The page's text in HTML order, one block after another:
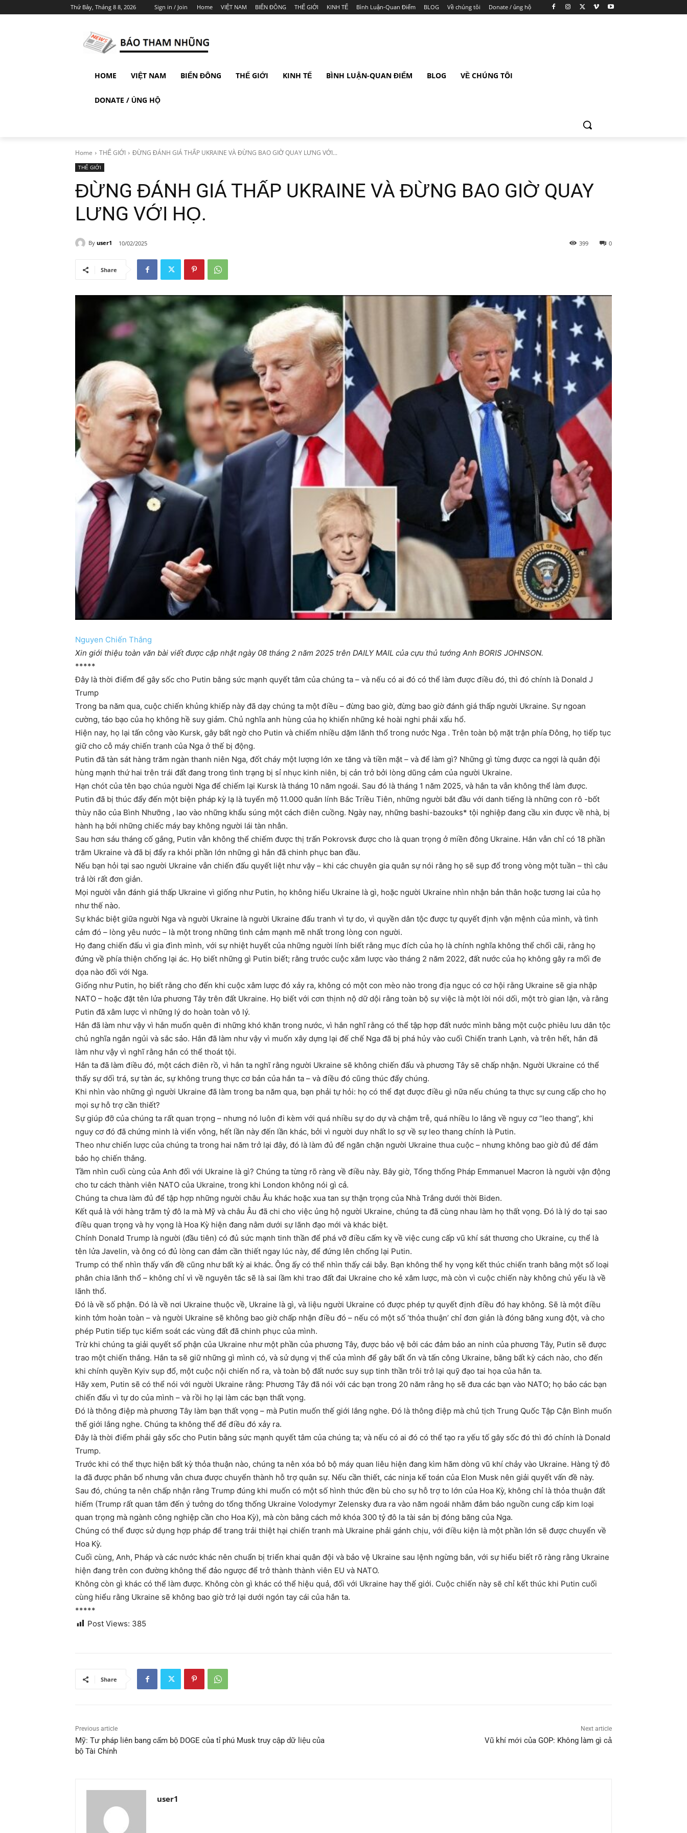
Thứ Bảy, Tháng 8 8, 2026 Sign in / Join Home VIỆT NAM BIỂN ĐÔNG THẾ GIỚI KINH TẾ Bình Luận-Quan Điểm BLOG Về chúng tôi Donate / ủng hộ
HOME VIỆT NAM BIỂN ĐÔNG THẾ GIỚI KINH TẾ BÌNH LUẬN-QUAN ĐIỂM BLOG VỀ CHÚNG TÔI
DONATE / ỦNG HỘ
Home THẾ GIỚI ĐỪNG ĐÁNH GIÁ THẤP UKRAINE VÀ ĐỪNG BAO GIỜ QUAY LƯNG VỚI...
THẾ GIỚI
ĐỪNG ĐÁNH GIÁ THẤP UKRAINE VÀ ĐỪNG BAO GIỜ QUAY
LƯNG VỚI HỌ.
By user1 10/02/2025 0
399
Share
Nguyen Chiến Thắng
Xin giới thiệu toàn văn bài viết được cập nhật ngày 08 tháng 2 năm 2025 trên DAILY MAIL của cựu thủ tướng Anh BORIS JOHNSON.
*****
Đây là thời điểm để gây sốc cho Putin bằng sức mạnh quyết tâm của chúng ta – và nếu có ai đó có thể làm được điều đó, thì đó chính là Donald J
Trump
Trong ba năm qua, cuộc chiến khủng khiếp này đã dạy chúng ta một điều – đừng bao giờ, đừng bao giờ đánh giá thấp người Ukraine. Sự ngoan
cường, táo bạo của họ không hề suy giảm. Chủ nghĩa anh hùng của họ khiến những kẻ hoài nghi phải xấu hổ.
Hiện nay, họ lại tấn công vào Kursk, gây bất ngờ cho Putin và chiếm nhiều dặm lãnh thổ trong nước Nga . Trên toàn bộ mặt trận phía Đông, họ tiếp tục
giữ cho cỗ máy chiến tranh của Nga ở thế bị động.
Putin đã tàn sát hàng trăm ngàn thanh niên Nga, đốt cháy một lượng lớn xe tăng và tiền mặt – và để làm gì? Những gì từng được ca ngợi là quân đội
hùng mạnh thứ hai trên trái đất đang trong tình trạng bị sỉ nhục kinh niên, bị cản trở bởi lòng dũng cảm của người Ukraine.
Hạn chót của tên bạo chúa người Nga để chiếm lại Kursk là tháng 10 năm ngoái. Sau đó là tháng 1 năm 2025, và hắn ta vẫn không thể làm được.
Putin đã bị thúc đẩy đến một biện pháp kỳ lạ là tuyển mộ 11.000 quân lính Bắc Triều Tiên, những người bắt đầu với danh tiếng là những con rô -bốt
thùy não của Bình Nhưỡng , lao vào những khẩu súng một cách điên cuồng. Ngày nay, những bashi-bazouks* tội nghiệp đang cầu xin được về nhà, bị
hành hạ bởi những chiếc máy bay không người lái tàn nhẫn.
Sau hơn sáu tháng cố gắng, Putin vẫn không thể chiếm được thị trấn Pokrovsk được cho là quan trọng ở miền đông Ukraine. Hắn vẫn chỉ có 18 phần
trăm Ukraine và đã bị đẩy ra khỏi phần lớn những gì hắn đã chinh phục ban đầu.
Nếu bạn hỏi tại sao người Ukraine vẫn chiến đấu quyết liệt như vậy – khi các chuyên gia quân sự nói rằng họ sẽ sụp đổ trong vòng một tuần – thì câu
trả lời rất đơn giản.
Mọi người vẫn đánh giá thấp Ukraine vì giống như Putin, họ không hiểu Ukraine là gì, hoặc người Ukraine nhìn nhận bản thân hoặc tương lai của họ
như thế nào.
Sự khác biệt giữa người Nga và người Ukraine là người Ukraine đấu tranh vì tự do, vì quyền dân tộc được tự quyết định vận mệnh của mình, và tình
cảm đó – lòng yêu nước – là một trong những tình cảm mạnh mẽ nhất trong lòng con người.
Họ đang chiến đấu vì gia đình mình, với sự nhiệt huyết của những người lính biết rằng mục đích của họ là chính nghĩa không thể chối cãi, rằng họ
đứng về phía thiện chống lại ác. Họ biết những gì Putin biết; rằng trước cuộc xâm lược vào tháng 2 năm 2022, đất nước của họ không gây ra mối đe
dọa nào đối với Nga.
Giống như Putin, họ biết rằng cho đến khi cuộc xâm lược đó xảy ra, không có một con mèo nào trong địa ngục có cơ hội rằng Ukraine sẽ gia nhập
NATO – hoặc đặt tên lửa phương Tây trên đất Ukraine. Họ biết với cơn thịnh nộ dữ dội rằng toàn bộ sự việc là một lời nói dối, một trò gian lận, và rằng
Putin đã xâm lược vì những lý do hoàn toàn vô lý.
Hắn đã làm như vậy vì hắn muốn quên đi những khó khăn trong nước, vì hắn nghĩ rằng có thể tập hợp đất nước mình bằng một cuộc phiêu lưu dân tộc
chủ nghĩa ngắn ngủi và sắc sảo. Hắn đã làm như vậy vì muốn xây dựng lại đế chế Nga đã bị phá hủy vào cuối Chiến tranh Lạnh, và trên hết, hắn đã
làm như vậy vì nghĩ rằng hắn có thể thoát tội.
Hắn ta đã làm điều đó, một cách điên rồ, vì hắn ta nghĩ rằng người Ukraine sẽ không chiến đấu và phương Tây sẽ chấp nhận. Người Ukraine có thể
thấy sự dối trá, sự tàn ác, sự không trung thực cơ bản của hắn ta – và điều đó cũng thúc đẩy chúng.
Khi nhìn vào những gì người Ukraine đã làm trong ba năm qua, bạn phải tự hỏi: họ có thể đạt được điều gì nữa nếu chúng ta thực sự cung cấp cho họ
mọi sự hỗ trợ cần thiết?
Sự giúp đỡ của chúng ta rất quan trọng – nhưng nó luôn đi kèm với quá nhiều sự do dự và chậm trễ, quá nhiều lo lắng về nguy cơ “leo thang”, khi
nguy cơ đó đã chứng minh là viển vông, hết lần này đến lần khác, bởi vì người duy nhất lo sợ về sự leo thang chính là Putin.
Theo như chiến lược của chúng ta trong hai năm trở lại đây, đó là làm đủ để ngăn chặn người Ukraine thua cuộc – nhưng không bao giờ đủ để đảm
bảo họ chiến thắng.
Tầm nhìn cuối cùng của Anh đối với Ukraine là gì? Chúng ta từng rõ ràng về điều này. Bây giờ, Tổng thống Pháp Emmanuel Macron là người vận động
cho tư cách thành viên NATO của Ukraine, trong khi London không nói gì cả.
Chúng ta chưa làm đủ để tập hợp những người châu Âu khác hoặc xua tan sự thận trọng của Nhà Trắng dưới thời Biden.
Kết quả là với hàng trăm tỷ đô la mà Mỹ và châu Âu đã chi cho việc ủng hộ người Ukraine, chúng ta đã cùng nhau làm họ thất vọng. Đó là lý do tại sao
điều quan trọng và hy vọng là Hoa Kỳ hiện đang nằm dưới sự lãnh đạo mới và khác biệt.
Chính Donald Trump là người (đầu tiên) có đủ sức mạnh tinh thần để phá vỡ điều cấm kỵ về việc cung cấp vũ khí sát thương cho Ukraine, cụ thể là
tên lửa Javelin, và ông có đủ lòng can đảm cần thiết ngay lúc này, để đứng lên chống lại Putin.
Trump có thể nhìn thấy vấn đề cũng như bất kỳ ai khác. Ông ấy có thể nhìn thấy cái bẫy. Bạn không thể hy vọng kết thúc chiến tranh bằng một số loại
phân chia lãnh thổ – không chỉ vì về nguyên tắc sẽ là sai lầm khi trao đất đai Ukraine cho kẻ xâm lược, mà còn vì cuộc chiến này không chủ yếu là về
lãnh thổ.
Đó là về số phận. Đó là về nơi Ukraine thuộc về, Ukraine là gì, và liệu người Ukraine có được phép tự quyết định điều đó hay không. Sẽ là một điều
kinh tởm hoàn toàn – và người Ukraine sẽ không bao giờ chấp nhận điều đó – nếu có một số ‘thỏa thuận’ chỉ đơn giản là đóng băng xung đột, và cho
phép Putin tiếp tục kiểm soát các vùng đất đã chinh phục của mình.
Trừ khi chúng ta giải quyết số phận của Ukraine như một phần của phương Tây, được bảo vệ bởi các đảm bảo an ninh của phương Tây, Putin sẽ được
trao một chiến thắng. Hắn ta sẽ giữ những gì mình có, và sử dụng vị thế của mình để gây bất ổn và tấn công Ukraine, bằng bất kỳ cách nào, cho đến
khi chính quyền Kyiv sụp đổ, một cuộc nội chiến nổ ra, và toàn bộ đất nước suy sụp tinh thần trôi trở lại quỹ đạo tai họa của hắn ta.
Hãy xem, Putin sẽ có thể nói với người Ukraine rằng: Phương Tây đã nói với các bạn trong 20 năm rằng họ sẽ đưa các bạn vào NATO; họ bảo các bạn
chiến đấu vì tự do của mình – và rồi họ lại làm các bạn thất vọng.
Đó là thông điệp mà phương Tây làm bạn thất vọng – mà Putin muốn thế giới lắng nghe. Đó là thông điệp mà chủ tịch Trung Quốc Tập Cận Bình muốn
thế giới lắng nghe. Chúng ta không thể để điều đó xảy ra.
Đây là thời điểm phải gây sốc cho Putin bằng sức mạnh quyết tâm của chúng ta; và nếu có ai đó có thể tạo ra yếu tố gây sốc đó thì đó chính là Donald
Trump.
Trước khi có thể thực hiện bất kỳ thỏa thuận nào, chúng ta nên xóa bỏ bộ máy quan liêu hiện đang kìm hãm dòng vũ khí chảy vào Ukraine. Hàng tỷ đô
la đã được phân bổ nhưng vẫn chưa được chuyển thành hỗ trợ quân sự. Nếu cần thiết, các ninja kế toán của Elon Musk nên giải quyết vấn đề này.
Sau đó, chúng ta nên chấp nhận rằng Trump đúng khi muốn có một số hình thức đền bù cho sự hỗ trợ to lớn của Hoa Kỳ, không chỉ là thỏa thuận đất
hiếm (Trump rất quan tâm đến ý tưởng do tổng thống Ukraine Volodymyr Zelensky đưa ra vào năm ngoái nhằm đảm bảo nguồn cung cấp kim loại
quan trọng mà ngành công nghiệp cần cho Hoa Kỳ), mà còn bằng cách mở khóa 300 tỷ đô la tài sản bị đóng băng của Nga.
Chúng có thể được sử dụng hợp pháp để trang trải thiệt hại chiến tranh mà Ukraine phải gánh chịu, với điều kiện là một phần lớn sẽ được chuyển về
Hoa Kỳ.
Cuối cùng, Anh, Pháp và các nước khác nên chuẩn bị triển khai quân đội và bảo vệ Ukraine sau lệnh ngừng bắn, với sự hiểu biết rõ ràng rằng Ukraine
hiện đang trên con đường không thể đảo ngược để trở thành thành viên EU và NATO.
Không còn gì khác có thể làm được. Không còn gì khác có thể hiệu quả, đối với Ukraine hay thế giới. Cuộc chiến này sẽ chỉ kết thúc khi Putin cuối
cùng hiểu rằng Ukraine sẽ không bao giờ trở lại dưới ngón tay cái của hắn ta.
*****
Post Views: 385
Share
Previous article
Mỹ: Tư pháp liên bang cấm bộ DOGE của tỉ phú Musk truy cập dữ liệu của
bộ Tài Chính
Next article
Vũ khí mới của GOP: Không làm gì cả
user1